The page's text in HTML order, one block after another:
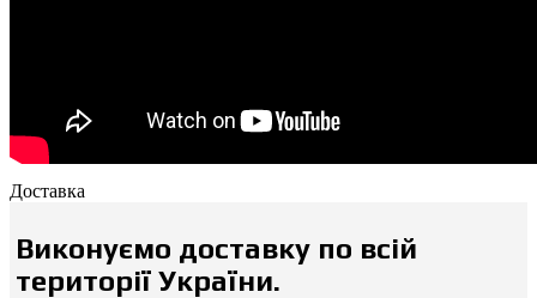
Доставка
Виконуємо доставку по всій
території України.